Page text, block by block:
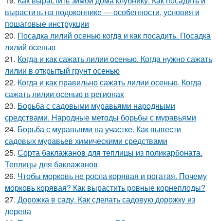
вырастить на подоконнике — особенности, условия и
пошаговые инструкции
20. Посадка лилий осенью когда и как посадить. Посадка
лилий осенью
21. Когда и как сажать лилии осенью. Когда нужно сажать
лилии в открытый грунт осенью
22. Когда и как правильно сажать лилии осенью. Когда
сажать лилии осенью в регионах
23. Борьба с садовыми муравьями народными
средствами. Народные методы борьбы с муравьями
24. Борьба с муравьями на участке. Как вывести
садовых муравьев химическими средствами
25. Сорта баклажанов для теплицы из поликарбоната.
Теплицы для баклажанов
26. Чтобы морковь не росла корявая и рогатая. Почему
морковь корявая? Как вырастить ровные корнеплоды?
27. Дорожка в саду. Как сделать садовую дорожку из
дерева